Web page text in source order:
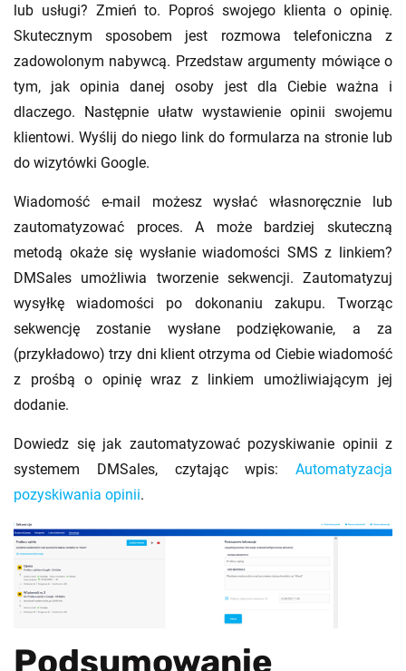
lub usługi? Zmień to. Poproś swojego klienta o opinię.
Skutecznym sposobem jest rozmowa telefoniczna z
zadowolonym nabywcą. Przedstaw argumenty mówiące o
tym, jak opinia danej osoby jest dla Ciebie ważna i
dlaczego. Następnie ułatw wystawienie opinii swojemu
klientowi. Wyślij do niego link do formularza na stronie lub
do wizytówki Google.
Wiadomość e-mail możesz wysłać własnoręcznie lub
zautomatyzować proces. A może bardziej skuteczną
metodą okaże się wysłanie wiadomości SMS z linkiem?
DMSales umożliwia tworzenie sekwencji. Zautomatyzuj
wysyłkę wiadomości po dokonaniu zakupu. Tworząc
sekwencję zostanie wysłane podziękowanie, a za
(przykładowo) trzy dni klient otrzyma od Ciebie wiadomość
z prośbą o opinię wraz z linkiem umożliwiającym jej
dodanie.
Dowiedz się jak zautomatyzować pozyskiwanie opinii z
systemem DMSales, czytając wpis: Automatyzacja
pozyskiwania opinii.
Podsumowanie